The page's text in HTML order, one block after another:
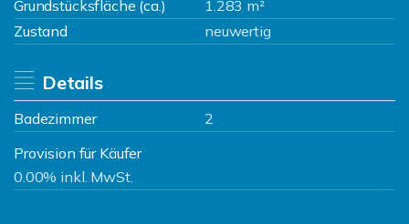
Grundstücksfläche (ca.)
1.283 m²
Zustand
neuwertig
Details
Badezimmer
2
Provision für Käufer
0.00% inkl. MwSt.